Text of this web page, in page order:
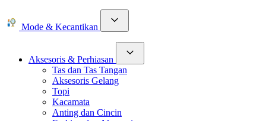
Mode & Kecantikan
Aksesoris & Perhiasan
Tas dan Tas Tangan
Aksesoris Gelang
Topi
Kacamata
Anting dan Cincin